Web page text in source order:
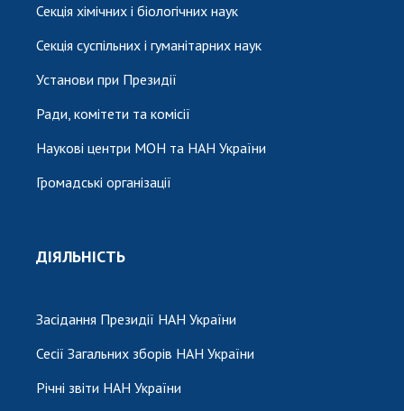
Секція хімічних і біологічних наук
Секція суспільних і гуманітарних наук
Установи при Президії
Ради, комітети та комісії
Наукові центри МОН та НАН України
Громадські організації
ДІЯЛЬНІСТЬ
Засідання Президії НАН України
Сесії Загальних зборів НАН України
Річні звіти НАН України